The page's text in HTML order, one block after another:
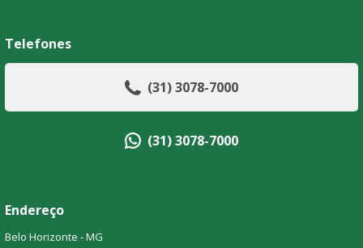
Telefones
(31) 3078-7000
(31) 3078-7000
Endereço
Belo Horizonte - MG